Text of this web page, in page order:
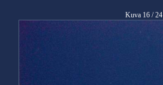
Kuva 16 / 24